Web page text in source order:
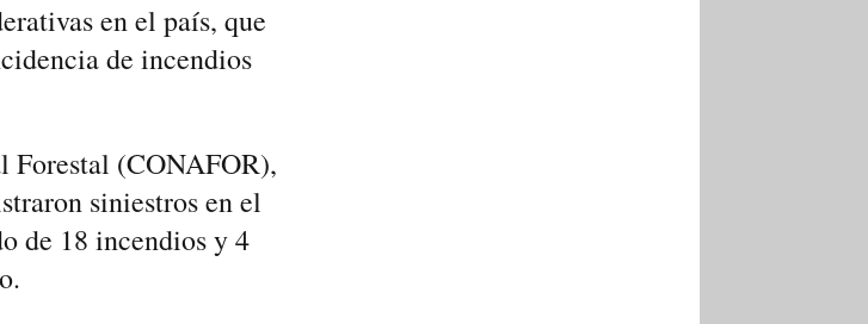
en el país, que
de incendios
Forestal (CONAFOR),
siniestros en el
de 18 incendios y 4